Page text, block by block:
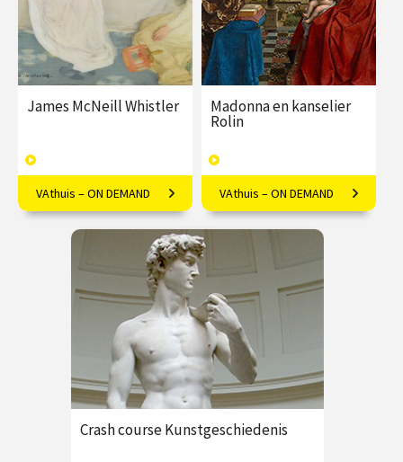
VAthuis
James McNeill Whistler
Alles over de Amerikaanse
kunstschilder James McNeill
Whistler.
€ 17.50
afleveringen
Speeltijd 1 uur
VAthuis – ON DEMAND
Madonna en kanselier
Rolin
Megalomaan of tijdsgeest?
Kanselier Rolin levensgroot
bij de Madonna
€ 17.50
afleveringen
Speeltijd 1 uur
VAthuis
VAthuis – ON DEMAND
Crash course Kunstgeschiedenis